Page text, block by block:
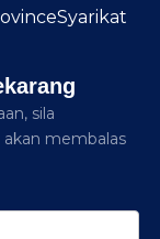
sila
membalas